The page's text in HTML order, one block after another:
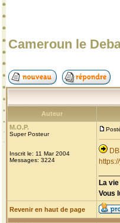
Cameroun le
Auteur
M.O.P.
Super Posteur
Inscrit le: 11 Mar 2004
Messages: 3224
La
Vous
Revenir en haut de page